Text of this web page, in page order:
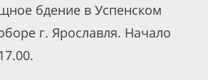
бдение в Успенском
г. Ярославля. Начало